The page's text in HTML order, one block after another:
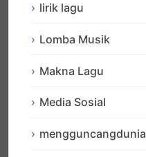
lirik lagu
Lomba Musik
Makna Lagu
Media Sosial
mengguncangdunia